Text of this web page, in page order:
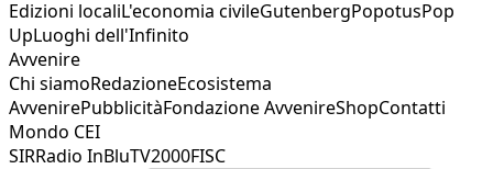
Edizioni localiL'economia civileGutenbergPopotusPop
UpLuoghi dell'Infinito
Avvenire
Chi siamoRedazioneEcosistema
AvvenirePubblicitàFondazione AvvenireShopContatti
Mondo CEI
SIRRadio InBluTV2000FISC